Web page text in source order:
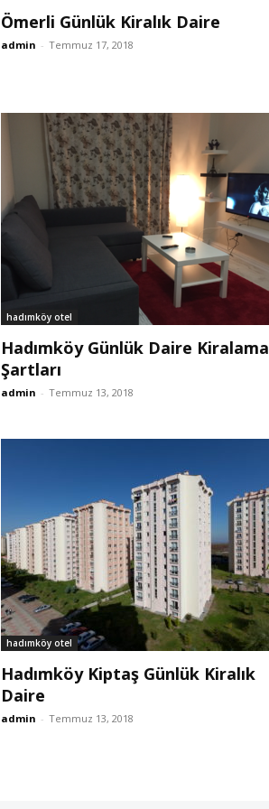
Ömerli Günlük Kiralık Daire
admin - Temmuz 17, 2018
hadımköy otel
Hadımköy Günlük Daire Kiralama
Şartları
admin - Temmuz 13, 2018
hadımköy otel
Hadımköy Kiptaş Günlük Kiralık
Daire
admin - Temmuz 13, 2018